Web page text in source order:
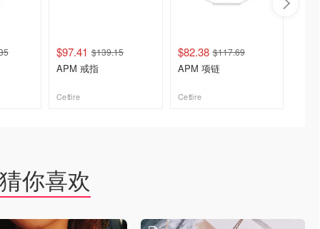
$97.41 $139.15
APM 戒指
Cettire
$82.38 $117.69
APM 项链
Cettire
猜你喜欢